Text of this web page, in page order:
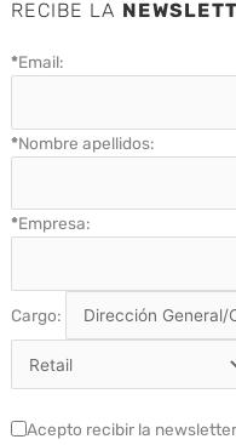
RECIBE LA
*Email:
*Nombre apellidos:
*Empresa:
Cargo:
Acepto recibir la